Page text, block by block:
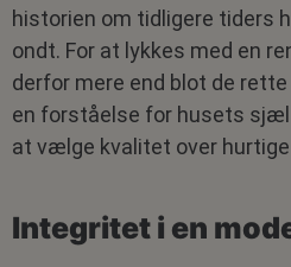
historien om tidligere tiders
ondt. For at lykkes med en
derfor mere end blot de
en forståelse for husets sjæl
at vælge kvalitet over
Integritet i en